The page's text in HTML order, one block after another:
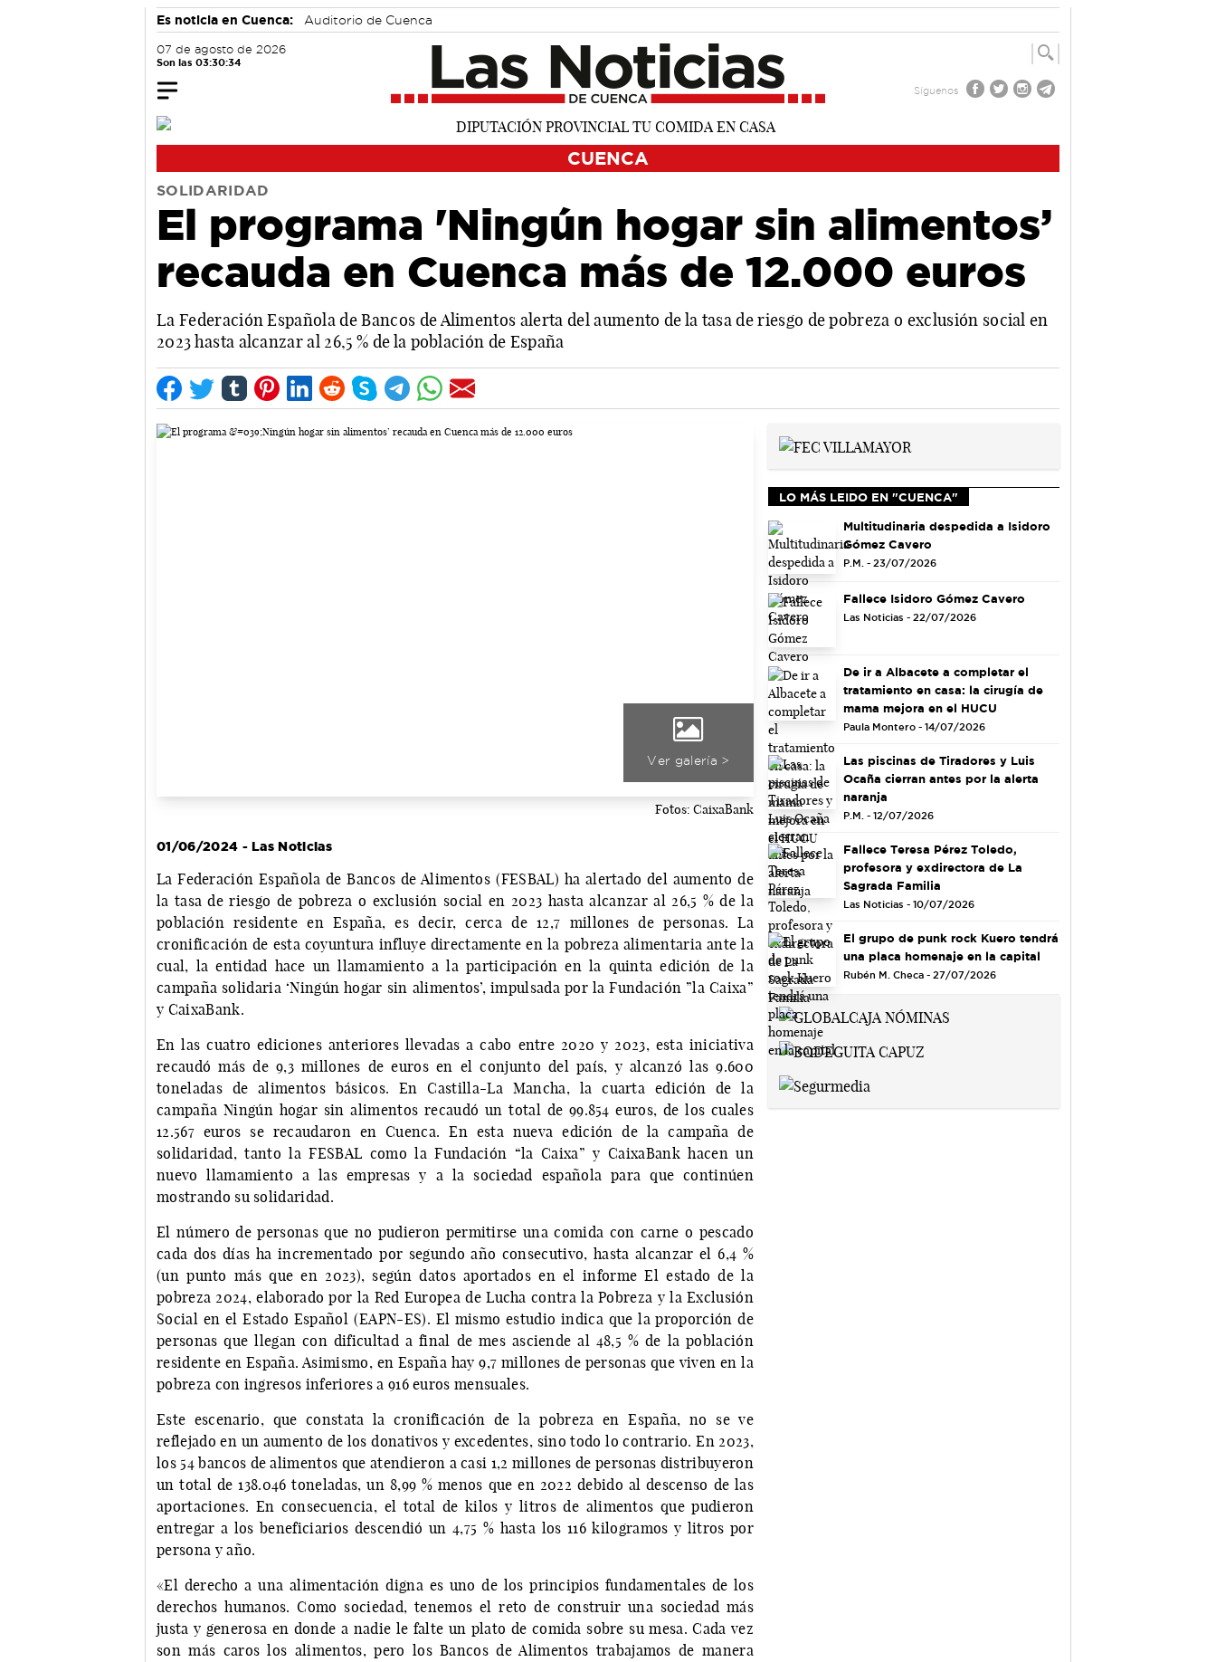
Es noticia en Cuenca: Auditorio de Cuenca
07 de agosto de 2026
Son las 03:30:35
Síguenos
CUENCA
SOLIDARIDAD
El programa 'Ningún hogar sin alimentos’
recauda en Cuenca más de 12.000 euros
La Federación Española de Bancos de Alimentos alerta del aumento de la tasa de riesgo de pobreza o exclusión social en
2023 hasta alcanzar al 26,5 % de la población de España
Ver galería >
Fotos: CaixaBank
01/06/2024 - Las Noticias
La Federación Española de Bancos de Alimentos (FESBAL) ha alertado del aumento de
la tasa de riesgo de pobreza o exclusión social en 2023 hasta alcanzar al 26,5 % de la
población residente en España, es decir, cerca de 12,7 millones de personas. La
cronificación de esta coyuntura influye directamente en la pobreza alimentaria ante la
cual, la entidad hace un llamamiento a la participación en la quinta edición de la
campaña solidaria ‘Ningún hogar sin alimentos’, impulsada por la Fundación ”la Caixa”
y CaixaBank.
En las cuatro ediciones anteriores llevadas a cabo entre 2020 y 2023, esta iniciativa
recaudó más de 9,3 millones de euros en el conjunto del país, y alcanzó las 9.600
toneladas de alimentos básicos. En Castilla-La Mancha, la cuarta edición de la
campaña Ningún hogar sin alimentos recaudó un total de 99.854 euros, de los cuales
12.567 euros se recaudaron en Cuenca. En esta nueva edición de la campaña de
solidaridad, tanto la FESBAL como la Fundación “la Caixa” y CaixaBank hacen un
nuevo llamamiento a las empresas y a la sociedad española para que continúen
mostrando su solidaridad.
El número de personas que no pudieron permitirse una comida con carne o pescado
cada dos días ha incrementado por segundo año consecutivo, hasta alcanzar el 6,4 %
(un punto más que en 2023), según datos aportados en el informe El estado de la
pobreza 2024, elaborado por la Red Europea de Lucha contra la Pobreza y la Exclusión
Social en el Estado Español (EAPN-ES). El mismo estudio indica que la proporción de
personas que llegan con dificultad a final de mes asciende al 48,5 % de la población
residente en España. Asimismo, en España hay 9,7 millones de personas que viven en la
pobreza con ingresos inferiores a 916 euros mensuales.
Este escenario, que constata la cronificación de la pobreza en España, no se ve
reflejado en un aumento de los donativos y excedentes, sino todo lo contrario. En 2023,
los 54 bancos de alimentos que atendieron a casi 1,2 millones de personas distribuyeron
un total de 138.046 toneladas, un 8,99 % menos que en 2022 debido al descenso de las
aportaciones. En consecuencia, el total de kilos y litros de alimentos que pudieron
entregar a los beneficiarios descendió un 4,75 % hasta los 116 kilogramos y litros por
persona y año.
«El derecho a una alimentación digna es uno de los principios fundamentales de los
derechos humanos. Como sociedad, tenemos el reto de construir una sociedad más
justa y generosa en donde a nadie le falte un plato de comida sobre su mesa. Cada vez
son más caros los alimentos, pero los Bancos de Alimentos trabajamos de manera
LO MÁS LEIDO EN "CUENCA"
Multitudinaria despedida a Isidoro
Gómez Cavero
P.M. - 23/07/2026
Fallece Isidoro Gómez Cavero
Las Noticias - 22/07/2026
De ir a Albacete a completar el
tratamiento en casa: la cirugía de
mama mejora en el HUCU
Paula Montero - 14/07/2026
Las piscinas de Tiradores y Luis
Ocaña cierran antes por la alerta
naranja
P.M. - 12/07/2026
Fallece Teresa Pérez Toledo,
profesora y exdirectora de La
Sagrada Familia
Las Noticias - 10/07/2026
El grupo de punk rock Kuero tendrá
una placa homenaje en la capital
Rubén M. Checa - 27/07/2026